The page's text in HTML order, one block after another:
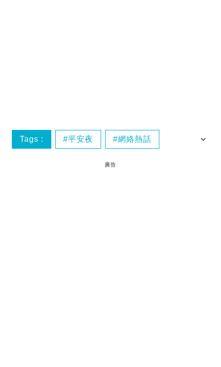
Tags : 平安夜 網絡熱話
廣告